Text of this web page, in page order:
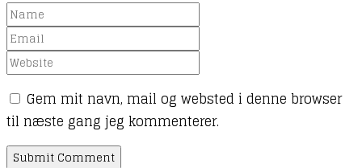
Gem mit navn, mail og websted i denne browser
til næste gang jeg kommenterer.